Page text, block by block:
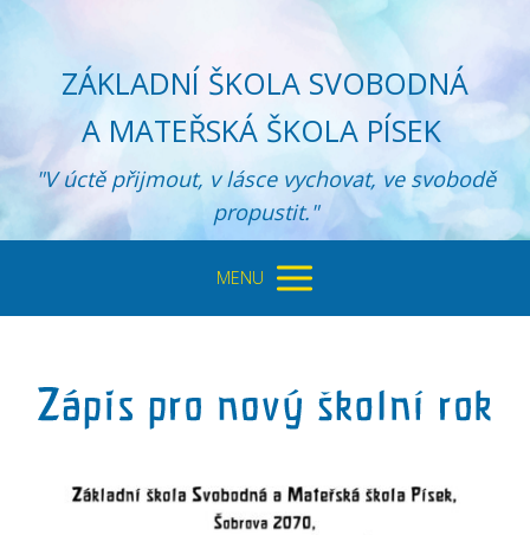
ZÁKLADNÍ ŠKOLA SVOBODNÁ
A MATEŘSKÁ ŠKOLA PÍSEK
"V úctě přijmout, v lásce vychovat, ve svobodě
propustit."
MENU